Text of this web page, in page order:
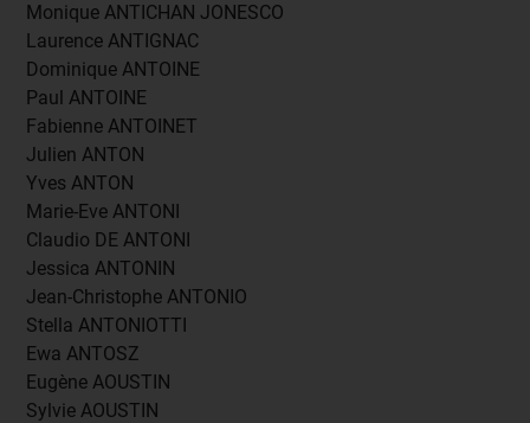
Monique ANTICHAN JONESCO
Laurence ANTIGNAC
Dominique ANTOINE
Paul ANTOINE
Fabienne ANTOINET
Julien ANTON
Yves ANTON
Marie-Eve ANTONI
Claudio DE ANTONI
Jessica ANTONIN
Jean-Christophe ANTONIO
Stella ANTONIOTTI
Ewa ANTOSZ
Eugène AOUSTIN
Sylvie AOUSTIN